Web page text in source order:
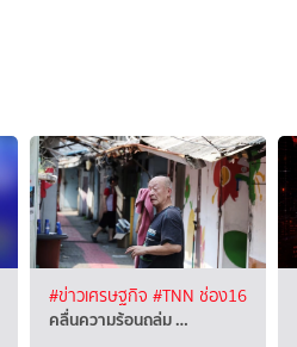
#ข่าวเศรษฐกิจ #TNN ช่อง16
คลื่นความร้อนถล่ม …